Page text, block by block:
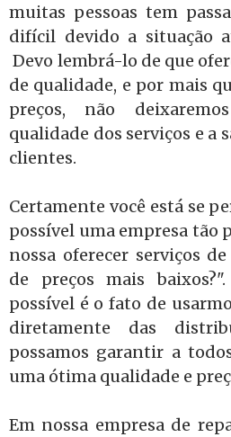
muitas pessoas tem
difícil devido a situação
Devo lembrá-lo de que
de qualidade, e por mais
preços, não
qualidade dos serviços e a
clientes.
Certamente você está se
possível uma empresa tão
nossa oferecer serviços
de preços mais
possível é o fato de
diretamente das
possamos garantir a
uma ótima qualidade e
Em nossa empresa de